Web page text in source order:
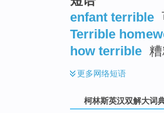
enfant terrible
Terrible
how terrible
更多网络短语
柯林斯英汉双解大词